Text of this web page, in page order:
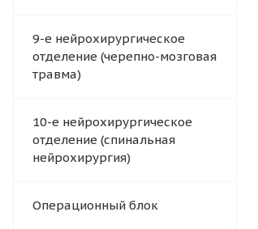
9-е нейрохирургическое
отделение (черепно-мозговая
травма)
10-е нейрохирургическое
отделение (спинальная
нейрохирургия)
Операционный блок